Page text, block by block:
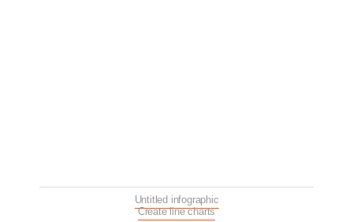
Untitled infographic
Create line charts